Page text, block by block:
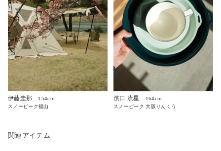
伊藤圭那
154cm
スノーピーク福山
濱口 流星
164cm
スノーピーク 大阪りんくう
関連アイテム